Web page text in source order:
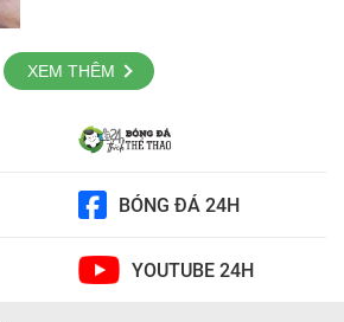
XEM THÊM
BÓNG ĐÁ 24H
YOUTUBE 24H